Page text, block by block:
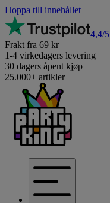
Hoppa till innehållet
4,4/5
Frakt fra 69 kr
1-4 virkedagers levering
30 dagers åpent kjøp
25.000+ artikler